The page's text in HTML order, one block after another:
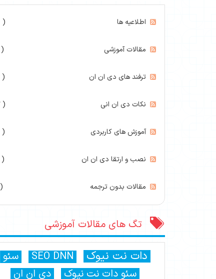
اطلاعیه ها ( 11 )
مقالات آموزشی ( 6 )
ترفند های دی ان ان ( 4 )
نکات دی ان انی ( 3 )
آموزش های کاربردی ( 5 )
نصب و ارتقا دی ان ان ( 2 )
مقالات بدون ترجمه ( 1 )
تگ های مقالات آموزشی
دات نت نیوک SEO DNN
سئو
سئو دات نت نیوک
دی ان ان